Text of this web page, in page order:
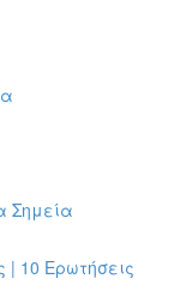
Σημεία
| 10 Ερωτήσεις